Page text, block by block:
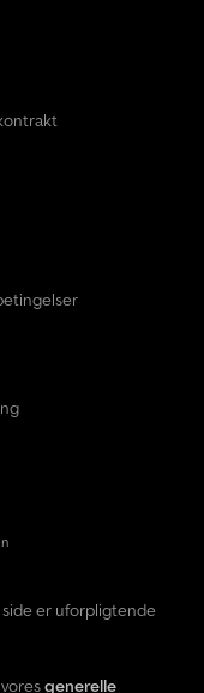
er uforpligtende
generelle